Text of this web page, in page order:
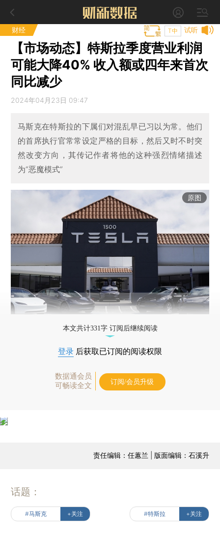
财经 试听
T中
【市场动态】特斯拉季度营业利润
可能大降40% 收入额或四年来首次
同比减少
2024年04月23日 09:47
马斯克在特斯拉的下属们对混乱早已习以为常。他们
的首席执行官常常设定严格的目标，然后又时不时突
然改变方向，其传记作者将他的这种强烈情绪描述
为“恶魔模式”
原图
本文共计331字 订阅后继续阅读
登录 后获取已订阅的阅读权限
数据通会员
可畅读全文
订阅/会员升级
责任编辑：任蕙兰 | 版面编辑：石溪升
话题：
#马斯克 +关注 #特斯拉 +关注